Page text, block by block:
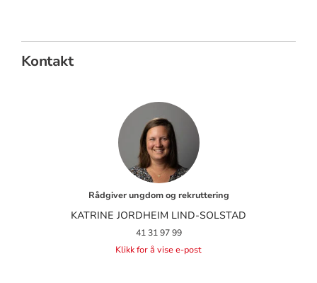
Kontakt
Rådgiver ungdom og rekruttering
KATRINE JORDHEIM LIND-SOLSTAD
41 31 97 99
Klikk for å vise e-post